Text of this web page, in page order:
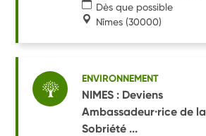
Dès que possible
Nîmes (30000)
ENVIRONNEMENT
NIMES : Deviens
Ambassadeur·rice de la
Sobriété ...